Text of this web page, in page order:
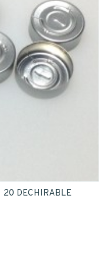
20 DECHIRABLE